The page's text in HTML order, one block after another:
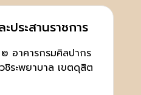
ประสานราชการ
อาคารกรมศิลปากร
ระพยาบาล เขตดุสิต